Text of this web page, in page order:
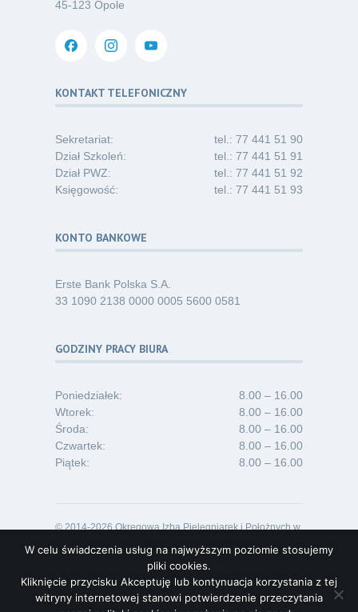
03
06.26
i absolwentów pielęgniarstwa
Kategoria:Komunikaty
45-123 Opole
KONTAKT TELEFONICZNY
Sekretariat:
tel.: 77 441 51 90
Dział Szkoleń:
tel.: 77 441 51 91
Dział PWZ:
tel.: 77 441 51 92
Księgowość:
tel.: 77 441 51 93
KONTO BANKOWE
Erste Bank Polska S.A.
33 1090 2138 0000 0005 5600 0581
GODZINY PRACY BIURA
Poniedziałek:
8.00 – 16.00
Wtorek:
8.00 – 16.00
Środa:
8.00 – 16.00
Czwartek:
8.00 – 16.00
Piątek:
8.00 – 16.00
© 2014-2026 Okręgowa Izba Pielęgniarek i Położnych w
Projekt i realizacja:Lideon.pl
W celu świadczenia usług na najwyższym poziomie stosujemy
pliki cookies.
Kliknięcie przycisku Akceptuję lub kontynuacja korzystania z tej
witryny internetowej stanowi potwierdzenie przeczytania